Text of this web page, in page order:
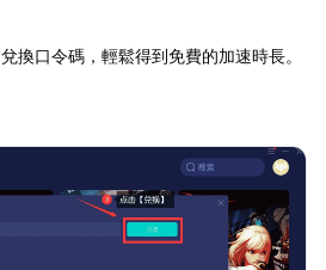
換口令碼，輕鬆得到免費的加速時長。